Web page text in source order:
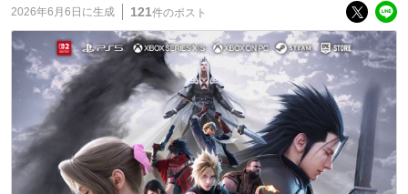
2026年6月6日 に生成 121件のポスト